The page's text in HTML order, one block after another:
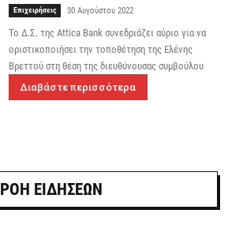
Επιχειρήσεις 30 Αυγούστου 2022
Το Δ.Σ. της Attica Bank συνεδριάζει αύριο για να
οριστικοποιήσει την τοποθέτηση της Ελένης
Βρεττού στη θέση της διευθύνουσας συμβούλου
Διαβάστε περισσότερα
ΡΟΗ ΕΙΔΗΣΕΩΝ